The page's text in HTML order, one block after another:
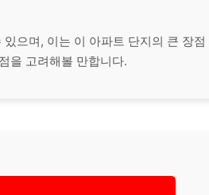
으며, 이는 이 아파트 단지의 큰 장점
을 고려해볼 만합니다.